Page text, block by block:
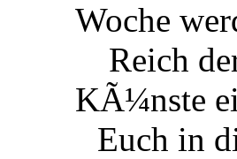
Woche
Reich
KÃ¼nste
Euch in